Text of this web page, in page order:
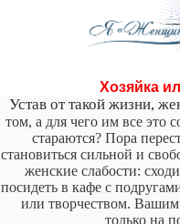
Хозяйка
Устав от такой жизни,
том, а для чего им все это
стараются? Пора
становиться сильной и
женские слабости:
посидеть в кафе с
или творчеством.
только на